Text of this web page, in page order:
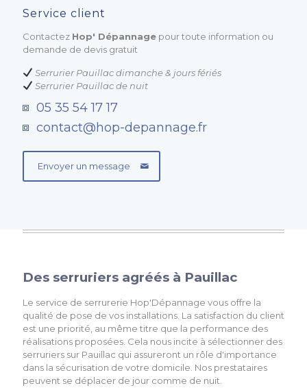
Service client
Contactez Hop' Dépannage pour toute information ou
demande de devis gratuit
Serrurier Pauillac dimanche & jours fériés
Serrurier Pauillac de nuit
05 35 54 17 17
contact@hop-depannage.fr
Envoyer un message
Des serruriers agréés à Pauillac
Le service de serrurerie Hop'Dépannage vous offre la
qualité de pose de vos installations. La satisfaction du client
est une priorité, au même titre que la performance des
réalisations proposées. Cela nous incite à sélectionner des
serruriers sur Pauillac qui assureront un rôle d'importance
dans la sécurisation de votre domicile. Nos prestataires
peuvent se déplacer de jour comme de nuit.